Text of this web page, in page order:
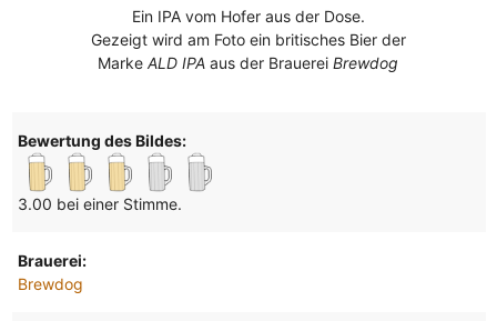
Ein IPA vom Hofer aus der Dose.
Gezeigt wird am Foto ein britisches Bier der
MarkeALD IPA aus der BrauereiBrewdog
Bewertung des Bildes:
3.00 bei einer Stimme.
Brauerei:
Brewdog